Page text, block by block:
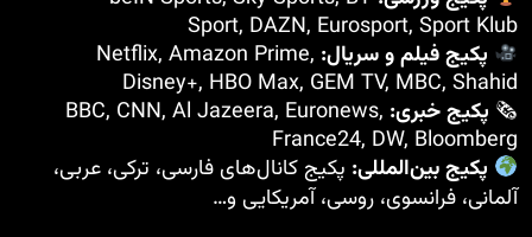
Sport, DAZN, Eurosport, Sport Klub
پکیج فیلم و سریال: Netflix, Amazon Prime,
Disney+, HBO Max, GEM TV, MBC, Shahid
🗞 پکیج خبری: BBC, CNN, Al Jazeera, Euronews,
France24, DW, Bloomberg
پکیج‌ بین‌المللی: پکیج کانال‌های فارسی، ترکی، عربی،
آلمانی، فرانسوی، روسی، آمریکایی و…